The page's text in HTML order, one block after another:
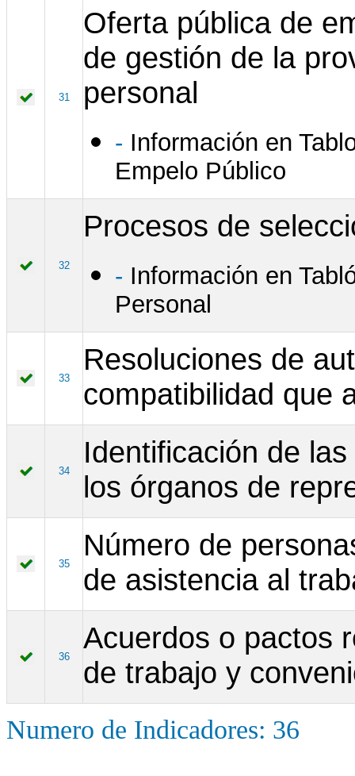
31
Oferta pública de
de gestión de la
personal
- Información en
Empelo Público
32
Procesos de
- Información en
Personal
33
Resoluciones de
compatibilidad que
34
Identificación de
los órganos de
35
Número de
de asistencia al
36
Acuerdos o pactos
de trabajo y
Numero de Indicadores: 36